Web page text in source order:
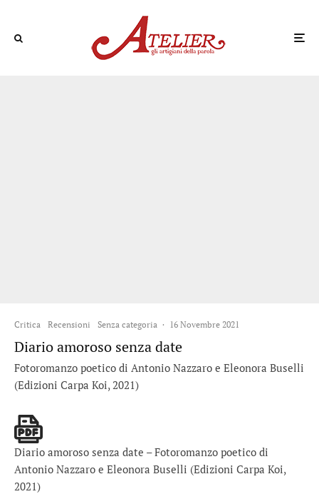
Critica Recensioni Senza categoria · 16 Novembre 2021
Diario amoroso senza date
Fotoromanzo poetico di Antonio Nazzaro e Eleonora Buselli
(Edizioni Carpa Koi, 2021)
Diario amoroso senza date – Fotoromanzo poetico di
Antonio Nazzaro e Eleonora Buselli (Edizioni Carpa Koi,
2021)